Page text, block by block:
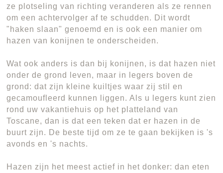
ze plotseling van richting veranderen als ze rennen
om een achtervolger af te schudden. Dit wordt
"haken slaan" genoemd en is ook een manier om
hazen van konijnen te onderscheiden.
Wat ook anders is dan bij konijnen, is dat hazen niet
onder de grond leven, maar in legers boven de
grond: dat zijn kleine kuiltjes waar zij stil en
gecamoufleerd kunnen liggen. Als u legers kunt zien
rond uw vakantiehuis op het platteland van
Toscane, dan is dat een teken dat er hazen in de
buurt zijn. De beste tijd om ze te gaan bekijken is 's
avonds en 's nachts.
Hazen zijn het meest actief in het donker: dan eten